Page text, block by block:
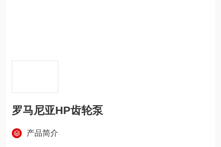
罗马尼亚HP齿轮泵
产品简介